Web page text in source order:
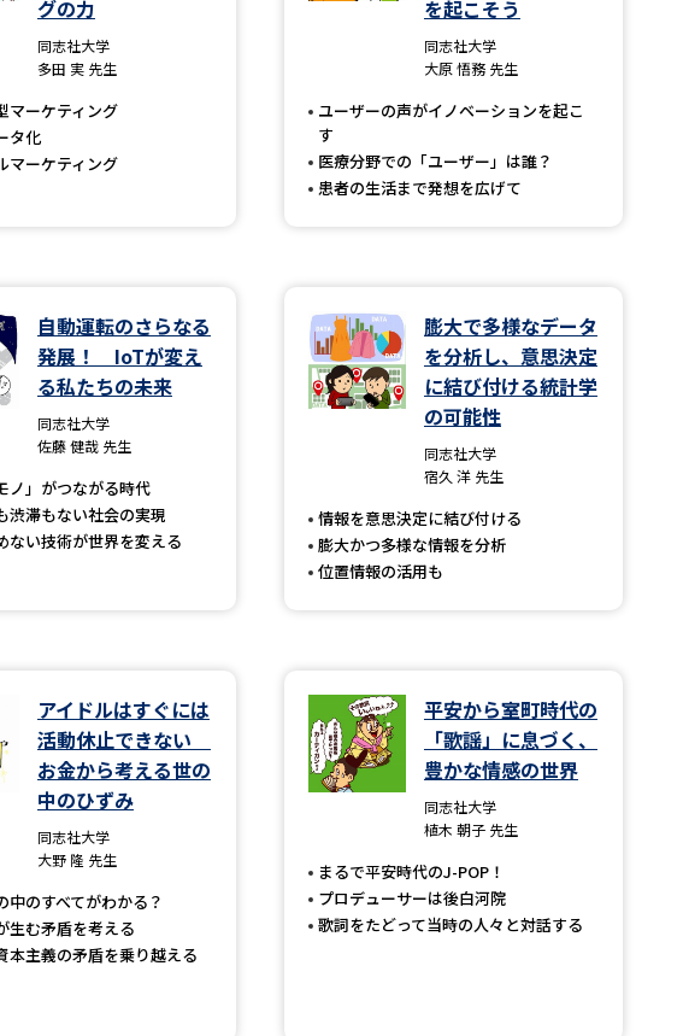
奨学金・特待生制度特集
ート号特集ページ（高3生用）
ージ（高2生用）
特集
夢ナビライブ
験準備 資料検索
調べる
発見 学問検索
問発見
義」 学問分野解説 学問の教科書 夢ナビライブ
グの力
同志社大学
多田 実 先生
マーケティング
タ化
マーケティング
を起こそう
同志社大学
大原 悟務 先生
ユーザーの声がイノベーションを起こ
す
医療分野での「ユーザー」は誰？
患者の生活まで発想を広げて
自動運転のさらなる
発展！ IoTが変え
る私たちの未来
同志社大学
佐藤 健哉 先生
ノ」がつながる時代
渋滞もない社会の実現
ない技術が世界を変える
膨大で多様なデータ
を分析し、意思決定
に結び付ける統計学
の可能性
同志社大学
宿久 洋 先生
情報を意思決定に結び付ける
膨大かつ多様な情報を分析
位置情報の活用も
アイドルはすぐには
活動休止できない
お金から考える世の
中のひずみ
同志社大学
大野 隆 先生
中のすべてがわかる？
生む矛盾を考える
本主義の矛盾を乗り越える
平安から室町時代の
「歌謡」に息づく、
豊かな情感の世界
同志社大学
植木 朝子 先生
まるで平安時代のJ-POP！
プロデューサーは後白河院
歌詞をたどって当時の人々と対話する